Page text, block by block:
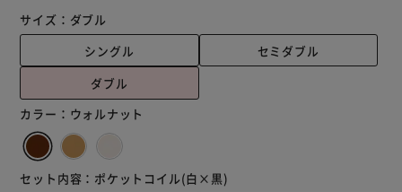
サイズ： ダブル
シングル
セミダブル
ダブル
カラー： ウォルナット
セット内容： ポケットコイル(白×黒)